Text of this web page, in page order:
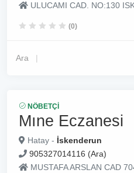
ULUCAMI CAD. NO:130
(0)
Ara
NÖBETÇI
Mıne Eczanesi
Hatay - İskenderun
905327014116 (Ara)
MUSTAFA ARSLAN CAD